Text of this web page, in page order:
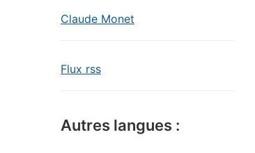
Claude Monet
Flux rss
Autres langues :